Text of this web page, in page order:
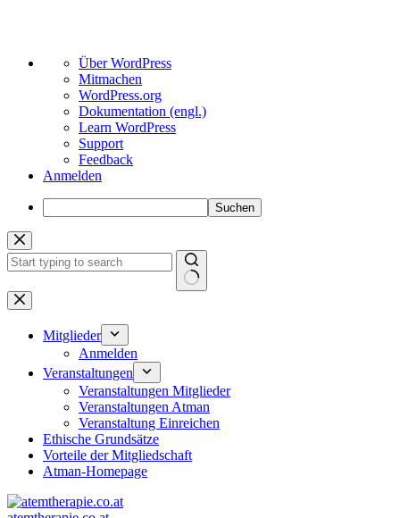
Über
WordPress
Über WordPress
Mitmachen
WordPress.org
Dokumentation (engl.)
Learn WordPress
Support
Feedback
Anmelden
Suchen
Zum
Inhalt
springen
Keine
Ergebnisse
Mitglieder
Anmelden
Veranstaltungen
Veranstaltungen Mitglieder
Veranstaltungen Atman
Veranstaltung Einreichen
Ethische Grundsätze
Vorteile der Mitgliedschaft
Atman-Homepage